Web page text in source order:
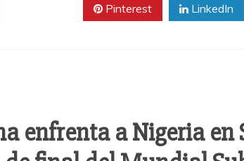
Pinterest LinkedIn
enfrenta a Nigeria en